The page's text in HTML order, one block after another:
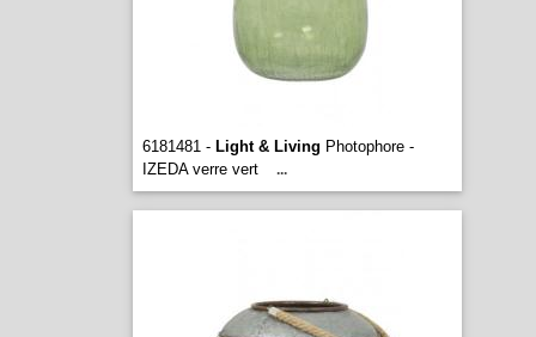
6181481 - Light & Living Photophore -
IZEDA verre vert
...